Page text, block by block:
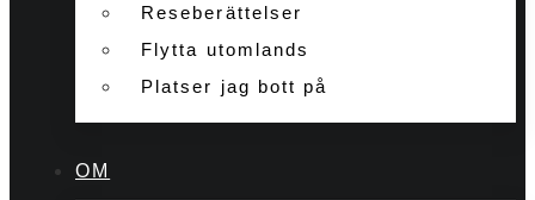
Reseberättelser
Flytta utomlands
Platser jag bott på
OM